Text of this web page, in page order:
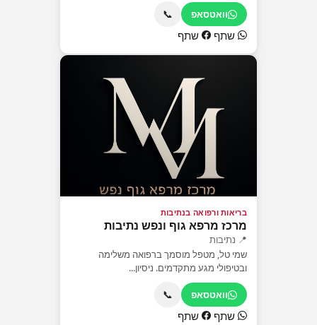
וואטסאפ 📞
שתף שתף
בריאות ורפואה בנתיבות
מרכז מרפא גוף ונפש נתיבות
📍 נתיבות
שמי טל, מטפל מוסמך ברפואה משלימה
ובטיפולי מגע מתקדמים. ניסיון...
וואטסאפ 📞
שתף שתף